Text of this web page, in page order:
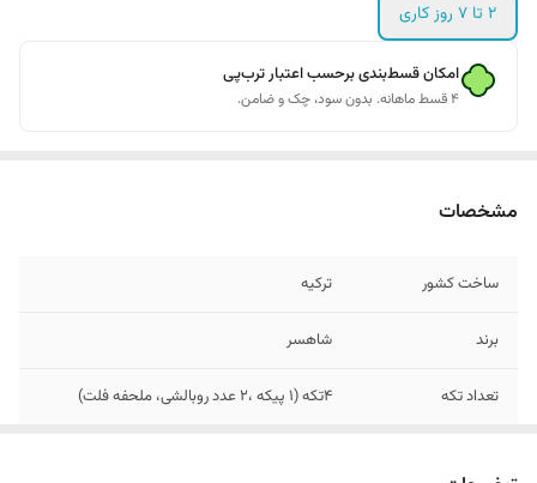
2 تا 7 روز کاری
امکان قسط‌بندی برحسب اعتبار ترب‌پی
۴ قسط ماهانه. بدون سود، چک و ضامن.
مشخصات
ساخت کشور ترکیه
برند شاهسر
تعداد تکه 4تکه (1 پیکه ،2 عدد روبالشی، ملحفه فلت)